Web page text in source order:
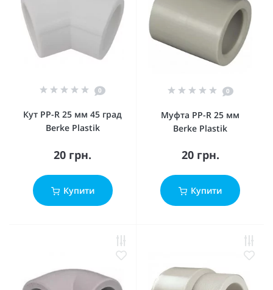
0
Кут PP-R 25 мм 45 град
Berke Plastik
20 грн.
Купити
0
Муфта PP-R 25 мм
Berke Plastik
20 грн.
Купити